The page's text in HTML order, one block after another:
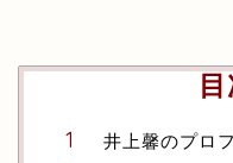
井上馨のプロ